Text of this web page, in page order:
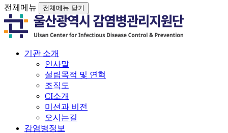
전체메뉴 전체메뉴 닫기
기관 소개
인사말
설립목적 및 연혁
조직도
CI소개
미션과 비전
오시는길
감염병정보